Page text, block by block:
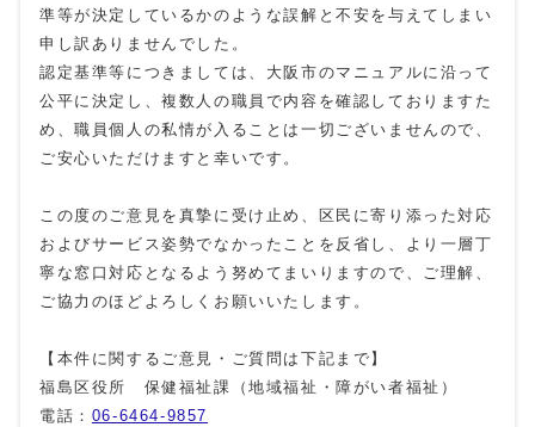
準等が決定しているかのような誤解と不安を与えてしまい
申し訳ありませんでした。
認定基準等につきましては、大阪市のマニュアルに沿って
公平に決定し、複数人の職員で内容を確認しておりますた
め、職員個人の私情が入ることは一切ございませんので、
ご安心いただけますと幸いです。
この度のご意見を真摯に受け止め、区民に寄り添った対応
およびサービス姿勢でなかったことを反省し、より一層丁
寧な窓口対応となるよう努めてまいりますので、ご理解、
ご協力のほどよろしくお願いいたします。
【本件に関するご意見・ご質問は下記まで】
福島区役所 保健福祉課（地域福祉・障がい者福祉）
電話： 06-6464-9857